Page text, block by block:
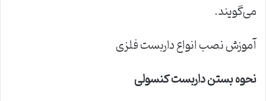
می‌گویند.
آموزش نصب انواع داربست فلزی
نحوه بستن داربست کنسولی